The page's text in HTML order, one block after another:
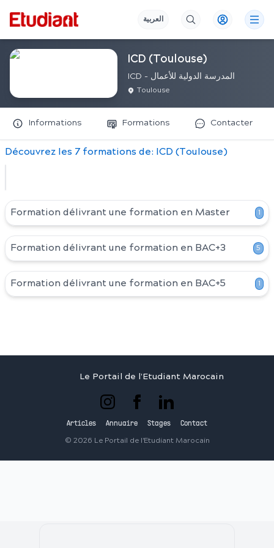
العربية
ICD (Toulouse)
ICD - المدرسة الدولية للأعمال
Toulouse
Informations Formations Contacter
Découvrez les 7formations de: ICD (Toulouse)
Formation délivrant une formation en Master 1
Formation délivrant une formation en BAC+3 5
Formation délivrant une formation en BAC+5 1
Le Portail de l'Etudiant Marocain
Articles Annuaire Stages Contact
© 2026 Le Portail de l'Etudiant Marocain